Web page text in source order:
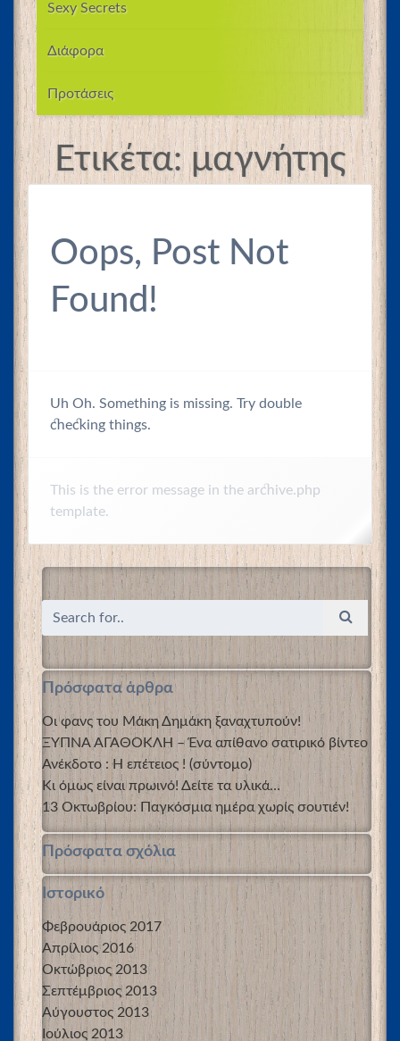
Sexy Secrets
Διάφορα
Προτάσεις
Ετικέτα:μαγνήτης
Oops, Post Not
Found!
Uh Oh. Something is missing. Try double
checking things.
This is the error message in the archive.php
template.
Πρόσφατα άρθρα
Οι φανς του Μάκη Δημάκη ξαναχτυπούν!
ΞΥΠΝΑ ΑΓΑΘΟΚΛΗ – Ένα απίθανο σατιρικό βίντεο
Ανέκδοτο : Η επέτειος ! (σύντομο)
Κι όμως είναι πρωινό! Δείτε τα υλικά…
13 Οκτωβρίου: Παγκόσμια ημέρα χωρίς σουτιέν!
Πρόσφατα σχόλια
Ιστορικό
Φεβρουάριος 2017
Απρίλιος 2016
Οκτώβριος 2013
Σεπτέμβριος 2013
Αύγουστος 2013
Ιούλιος 2013